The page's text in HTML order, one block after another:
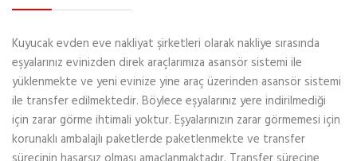
Kuyucak evden eve nakliyat şirketleri olarak nakliye sırasında
eşyalarınız evinizden direk araçlarımıza asansör sistemi ile
yüklenmekte ve yeni evinize yine araç üzerinden asansör sistemi
ile transfer edilmektedir. Böylece eşyalarınız yere indirilmediği
için zarar görme ihtimali yoktur. Eşyalarınızın zarar görmemesi için
korunaklı ambalajlı paketlerde paketlenmekte ve transfer